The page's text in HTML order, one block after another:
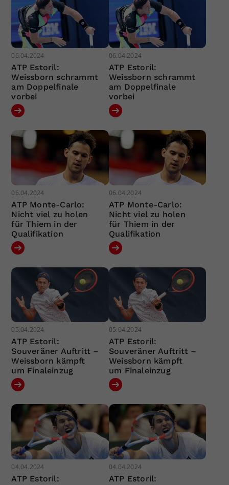
06.04.2024
ATP Estoril:
Weissborn schrammt
am Doppelfinale
vorbei
06.04.2024
ATP Estoril:
Weissborn schrammt
am Doppelfinale
vorbei
06.04.2024
ATP Monte-Carlo:
Nicht viel zu holen
für Thiem in der
Qualifikation
06.04.2024
ATP Monte-Carlo:
Nicht viel zu holen
für Thiem in der
Qualifikation
05.04.2024
ATP Estoril:
Souveräner Auftritt –
Weissborn kämpft
um Finaleinzug
05.04.2024
ATP Estoril:
Souveräner Auftritt –
Weissborn kämpft
um Finaleinzug
04.04.2024
ATP Estoril:
04.04.2024
ATP Estoril: